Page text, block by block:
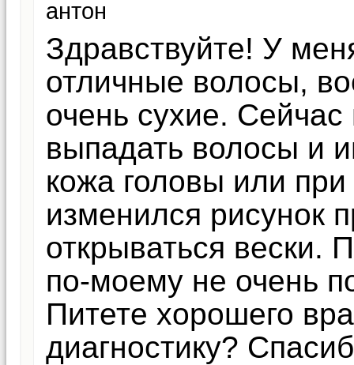
антон
Здравствуйте! У
отличные волосы,
очень сухие.
выпадать волосы и
кожа головы или
изменился рисунок
открываться вески.
по-моему не очень
Питете хорошего
диагностику?